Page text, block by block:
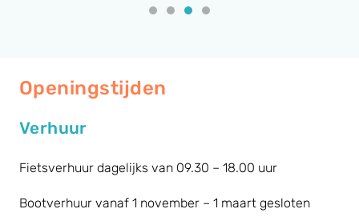
Openingstijden
Verhuur
Fietsverhuur dagelijks van 09.30 – 18.00 uur
Bootverhuur vanaf 1 november – 1 maart gesloten